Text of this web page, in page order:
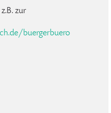
zur
buergerbuero